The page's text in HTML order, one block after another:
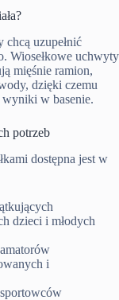
chcą uzupełnić
Wiosełkowe uchwyty
mięśnie ramion,
dzięki czemu
wyniki w basenie.
potrzeb
dostępna jest w
dzieci i młodych
i